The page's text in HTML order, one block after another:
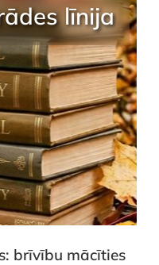
līnija
brīvību mācīties